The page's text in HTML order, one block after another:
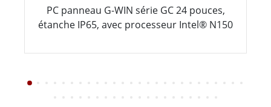
PC panneau G-WIN série GC 24 pouces,
étanche IP65, avec processeur Intel® N150